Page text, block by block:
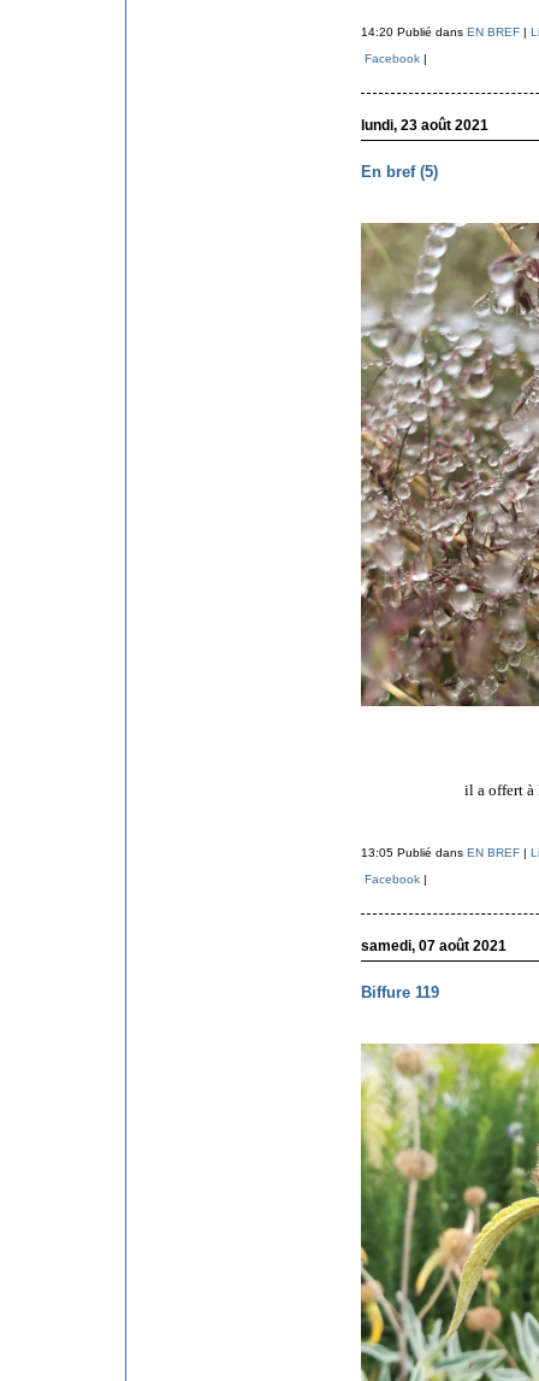
14:20 Publié dans EN BREF|
Facebook|
lundi, 23 août 2021
En bref (5)
il a offert à
13:05 Publié dans EN BREF|
Facebook|
samedi, 07 août 2021
Biffure 119